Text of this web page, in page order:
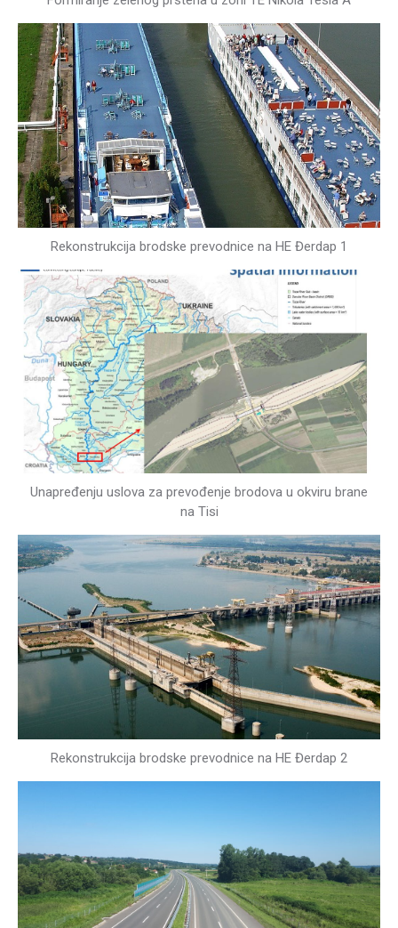
Rekonstrukcija brodske prevodnice na HE Đerdap 1
Unapređenju uslova za prevođenje brodova u okviru brane
na Tisi
Rekonstrukcija brodske prevodnice na HE Đerdap 2